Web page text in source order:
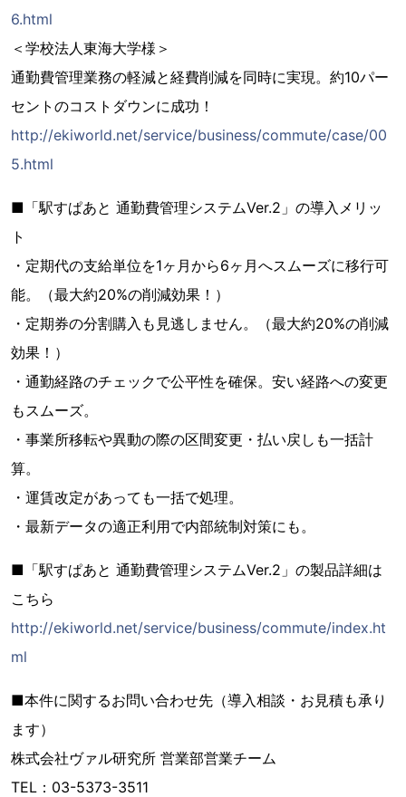
6.html
＜学校法人東海大学様＞
通勤費管理業務の軽減と経費削減を同時に実現。約10パー
セントのコストダウンに成功！
http://ekiworld.net/service/business/commute/case/00
5.html
■「駅すぱあと 通勤費管理システムVer.2」の導入メリッ
ト
・定期代の支給単位を1ヶ月から6ヶ月へスムーズに移行可
能。（最大約20%の削減効果！）
・定期券の分割購入も見逃しません。（最大約20%の削減
効果！）
・通勤経路のチェックで公平性を確保。安い経路への変更
もスムーズ。
・事業所移転や異動の際の区間変更・払い戻しも一括計
算。
・運賃改定があっても一括で処理。
・最新データの適正利用で内部統制対策にも。
■「駅すぱあと 通勤費管理システムVer.2」の製品詳細は
こちら
http://ekiworld.net/service/business/commute/index.ht
ml
■本件に関するお問い合わせ先（導入相談・お見積も承り
ます）
株式会社ヴァル研究所 営業部営業チーム
TEL：03-5373-3511